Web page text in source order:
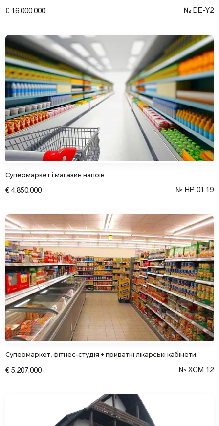
€ 16.000.000 № DE-Y2
Супермаркет і магазин напоїв
€ 4.850.000 № HP 01.19
Супермаркет, фітнес-студія + приватні лікарські кабінети.
€ 5.207.000 № XCM 12
Залишити заявку